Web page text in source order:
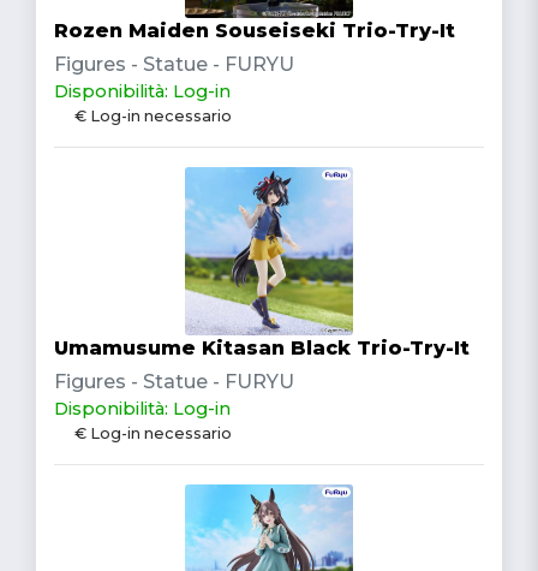
Rozen Maiden Souseiseki Trio-Try-It
Figures - Statue - FURYU
Disponibilità: Log-in
€ Log-in necessario
Umamusume Kitasan Black Trio-Try-It
Figures - Statue - FURYU
Disponibilità: Log-in
€ Log-in necessario